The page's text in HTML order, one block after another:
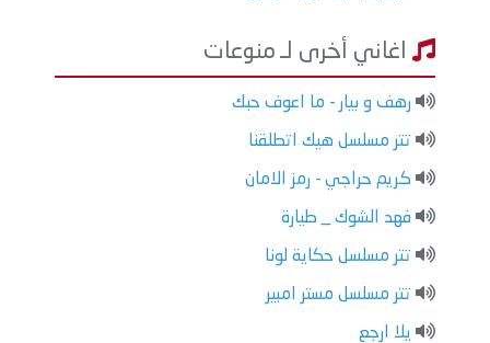
اغاني أخرى لـ منوعات
رهف و بيار - ما اعوف حبك
تتر مسلسل هيك اتطلقنا
كريم حراجي - رمز الامان
فهد الشوك _ طيارة
تتر مسلسل حكاية لونا
تتر مسلسل مستر امبير
يلا ارجع